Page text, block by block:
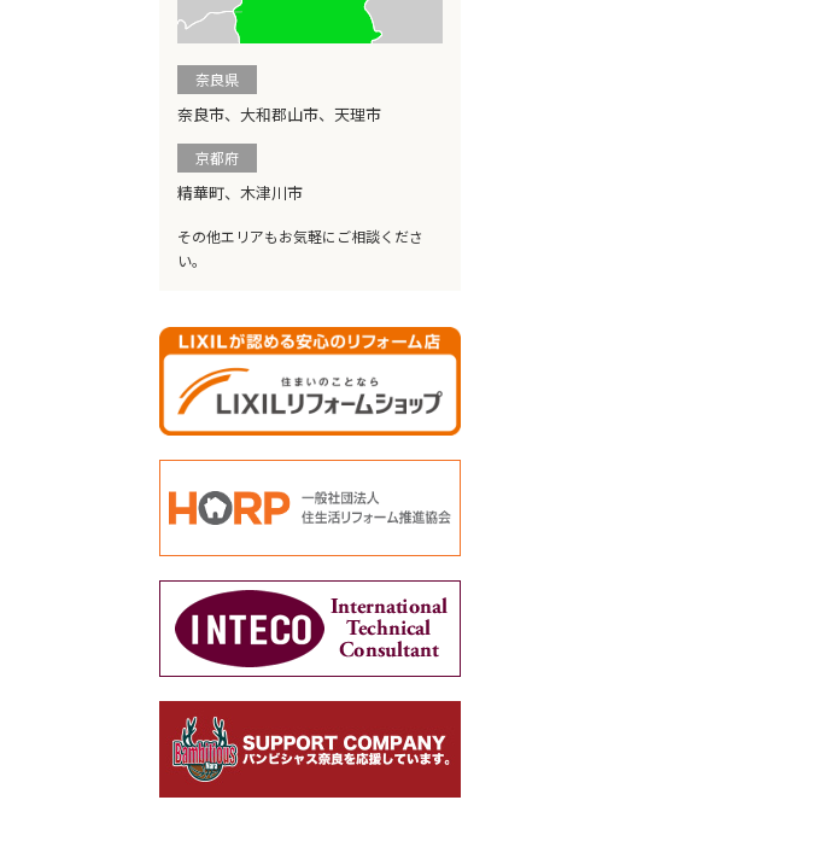
奈良県
奈良市、大和郡山市、天理市
京都府
精華町、木津川市
その他エリアもお気軽にご相談くださ
い。